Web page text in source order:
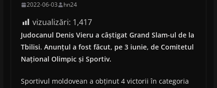
2022-06-03 hn24
vizualizări: 1,417
Judocanul Denis Vieru a câștigat Grand Slam-ul de la
Tbilisi. Anunțul a fost făcut, pe 3 iunie, de Comitetul
Național Olimpic și Sportiv.
Sportivul moldovean a obținut 4 victorii în categoria